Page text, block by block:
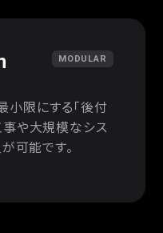
MODULAR
小限にする「後付
事や大規模なシス
可能です。